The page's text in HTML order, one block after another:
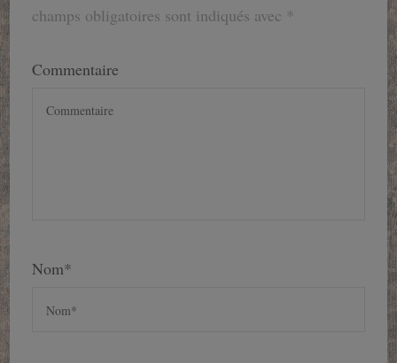
champs obligatoires sont indiqués avec *
Commentaire
Nom*